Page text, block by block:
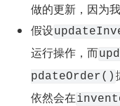
做的更新，因为
假设
运行操作，而
pdateOrder()
依然会在